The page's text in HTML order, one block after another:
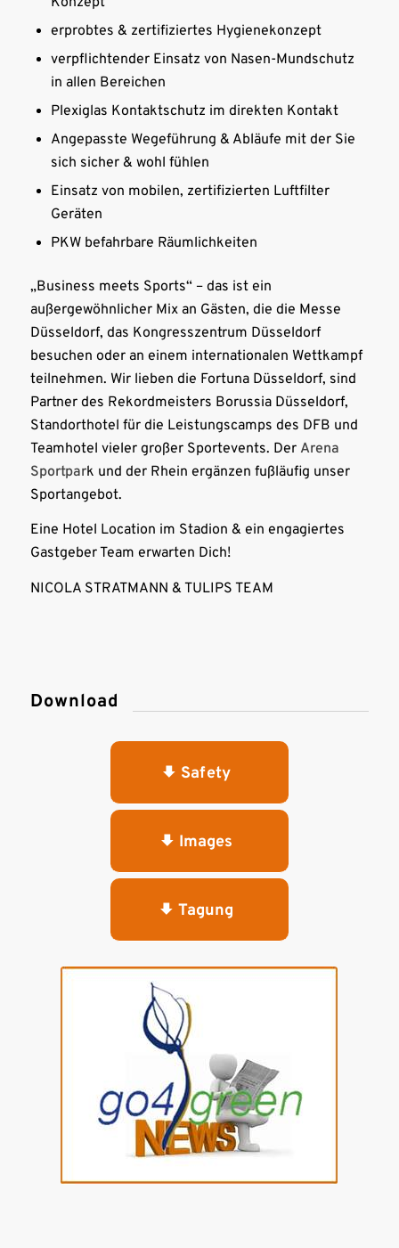
erprobtes & zertifiziertes Hygienekonzept
verpflichtender Einsatz von Nasen-Mundschutz
in allen Bereichen
Plexiglas Kontaktschutz im direkten Kontakt
Angepasste Wegeführung & Abläufe mit der Sie
sich sicher & wohl fühlen
Einsatz von mobilen, zertifizierten Luftfilter
Geräten
PKW befahrbare Räumlichkeiten
„Business meets Sports“ – das ist ein
außergewöhnlicher Mix an Gästen, die die Messe
Düsseldorf, das Kongresszentrum Düsseldorf
besuchen oder an einem internationalen Wettkampf
teilnehmen. Wir lieben die Fortuna Düsseldorf, sind
Partner des Rekordmeisters Borussia Düsseldorf,
Standorthotel für die Leistungscamps des DFB und
Teamhotel vieler großer Sportevents. Der Arena
Sportpark und der Rhein ergänzen fußläufig unser
Sportangebot.
Eine Hotel Location im Stadion & ein engagiertes
Gastgeber Team erwarten Dich!
NICOLA STRATMANN & TULIPS TEAM
Download
Safety
Images
Tagung